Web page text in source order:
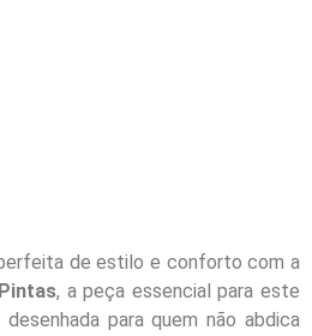
de estilo e conforto com a
, a peça essencial para este
desenhada para quem não abdica